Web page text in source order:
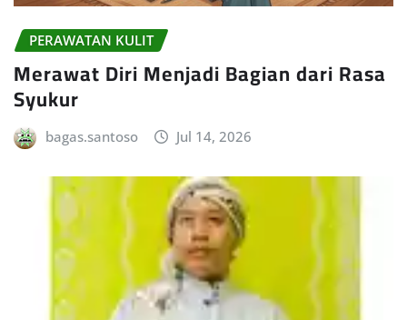
PERAWATAN KULIT
Merawat Diri Menjadi Bagian dari Rasa
Syukur
bagas.santoso Jul 14, 2026